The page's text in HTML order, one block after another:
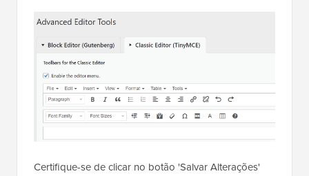
Certifique-se de clicar no botão 'Salvar Alterações'